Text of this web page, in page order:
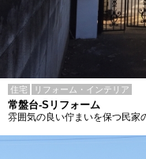
住宅 リフォーム・インテリア
常盤台-Sリフォーム
雰囲気の良い佇まいを保つ民家